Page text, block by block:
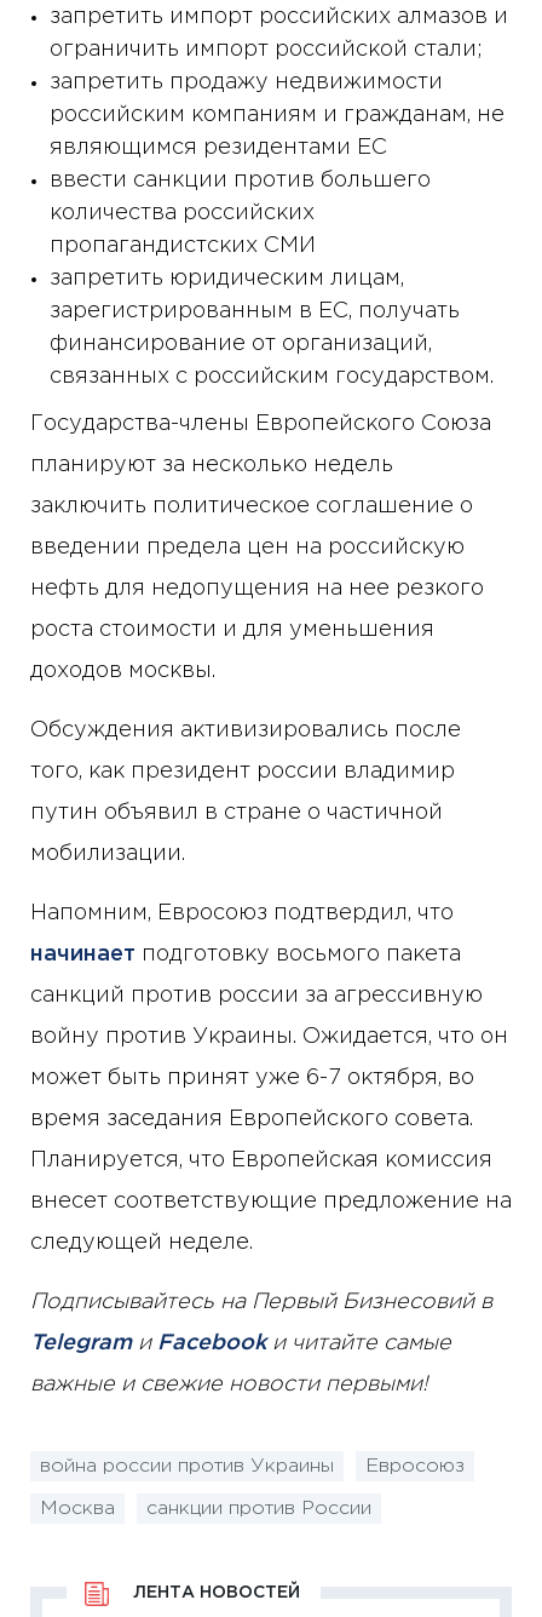
запретить импорт российских алмазов и
ограничить импорт российской стали;
запретить продажу недвижимости
российским компаниям и гражданам, не
являющимся резидентами ЕС
ввести санкции против большего
количества российских
пропагандистских СМИ
запретить юридическим лицам,
зарегистрированным в ЕС, получать
финансирование от организаций,
связанных с российским государством.
Государства-члены Европейского Союза
планируют за несколько недель
заключить политическое соглашение о
введении предела цен на российскую
нефть для недопущения на нее резкого
роста стоимости и для уменьшения
доходов москвы.
Обсуждения активизировались после
того, как президент россии владимир
путин объявил в стране о частичной
мобилизации.
Напомним, Евросоюз подтвердил, что
начинает подготовку восьмого пакета
санкций против россии за агрессивную
войну против Украины. Ожидается, что он
может быть принят уже 6-7 октября, во
время заседания Европейского совета.
Планируется, что Европейская комиссия
внесет соответствующие предложение на
следующей неделе.
Подписывайтесь на Первый Бизнесовий в
Telegramи Facebookи читайте самые
важные и свежие новости первыми!
война россии против Украины Евросоюз
Москва санкции против России
ЛЕНТА НОВОСТЕЙ